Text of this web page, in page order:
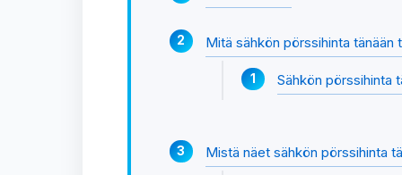
Mitä sähkön pörssihinta tänään
Sähkön pörssihinta
Mistä näet sähkön pörssihinta